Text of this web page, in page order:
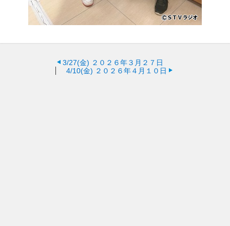
3/27(金) ２０２６年３月２７日
4/10(金) ２０２６年４月１０日